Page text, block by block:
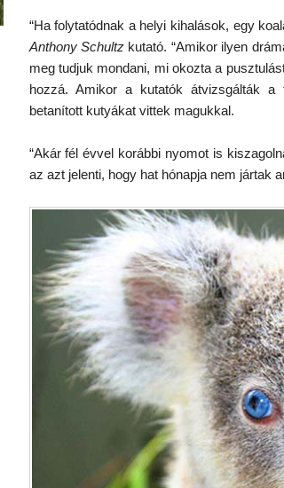
“Ha folytatódnak a helyi kihalások, egy
Anthony Schultzkutató. “Amikor ilyen
meg tudjuk mondani, mi okozta a
hozzá. Amikor a kutatók átvizsgálták a
betanított kutyákat vittek magukkal.
“Akár fél évvel korábbi nyomot is
az azt jelenti, hogy hat hónapja nem jártak